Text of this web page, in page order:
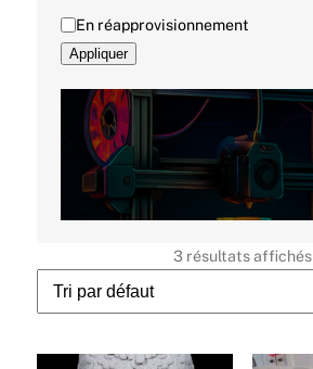
gD
i
i
t
En réapprovisionnement
Appliquer
3 résultats affichés